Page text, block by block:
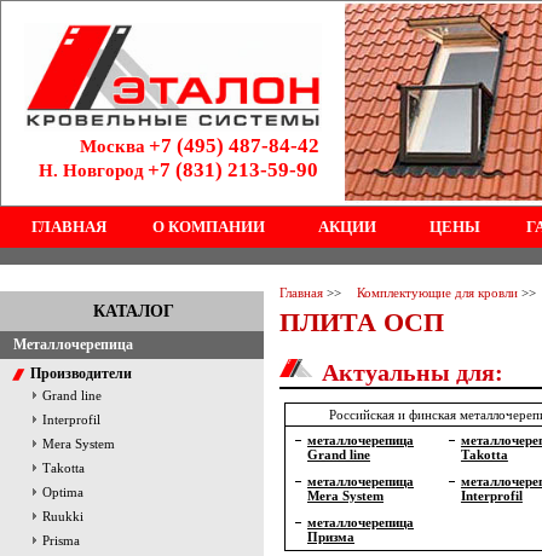
Москва +7 (495) 487-84-42
Н. Новгород+7 (831) 213-59-90
ГЛАВНАЯ О КОМПАНИИ АКЦИИ ЦЕНЫ
КАТАЛОГ
Металлочерепица
Производители
Grand line
Interprofil
Mera System
Тakotta
Optima
Ruukki
Prisma
Главная >> Комплектующие для кровли >>
ПЛИТА ОСП
Актуальны для:
Российская и финская
металлочерепица
Grand line
Тakotta
металлочерепица
Mera System
Interprofil
металлочерепица
Призма